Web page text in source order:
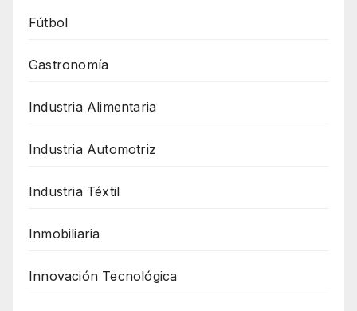
Fútbol
Gastronomía
Industria Alimentaria
Industria Automotriz
Industria Téxtil
Inmobiliaria
Innovación Tecnológica